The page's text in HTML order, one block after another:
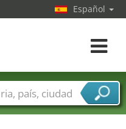
Español
toggle
Ciudades